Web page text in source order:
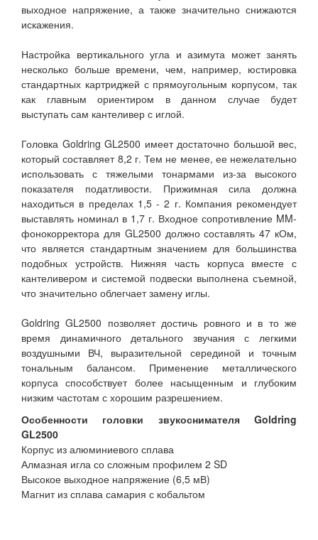
выходное напряжение, а также значительно снижаются
искажения.
Настройка вертикального угла и азимута может занять
несколько больше времени, чем, например, юстировка
стандартных картриджей с прямоугольным корпусом, так
как главным ориентиром в данном случае будет
выступать сам кантеливер с иглой.
Головка Goldring GL2500 имеет достаточно большой вес,
который составляет 8,2 г. Тем не менее, ее нежелательно
использовать с тяжелыми тонармами из-за высокого
показателя податливости. Прижимная сила должна
находиться в пределах 1,5 - 2 г. Компания рекомендует
выставлять номинал в 1,7 г. Входное сопротивление MM-
фонокорректора для GL2500 должно составлять 47 кОм,
что является стандартным значением для большинства
подобных устройств. Нижняя часть корпуса вместе с
кантеливером и системой подвески выполнена съемной,
что значительно облегчает замену иглы.
Goldring GL2500 позволяет достичь ровного и в то же
время динамичного детального звучания с легкими
воздушными ВЧ, выразительной серединой и точным
тональным балансом. Применение металлического
корпуса способствует более насыщенным и глубоким
низким частотам с хорошим разрешением.
Особенности головки звукоснимателя Goldring
GL2500
Корпус из алюминиевого сплава
Алмазная игла со сложным профилем 2 SD
Высокое выходное напряжение (6,5 мВ)
Магнит из сплава самария с кобальтом